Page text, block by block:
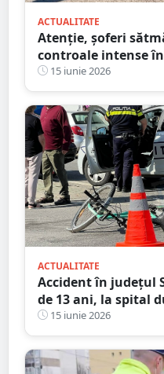
ACTUALITATE
Atenție, șoferi
controale intense
săptămână e
maraton de 24 de
15 iunie 2026
ACTUALITATE
Accident în județul
de 13 ani, la spital
coliziune cu un
15 iunie 2026